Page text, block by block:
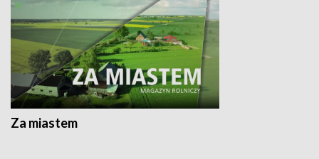
Za miastem